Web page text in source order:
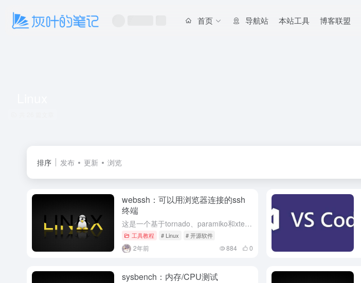
首页 导航站 本站工具 博客联盟
排序 发布 更新 浏览
webssh：可以用浏览器连接的ssh
终端
这是一个基于tornado、paramiko和xterm.js开发，python语言编写的web应用程序，可以用作ssh客户端连接到Linux服务
工具教程 # Linux # 开源软件
2年前 884 0
sysbench：内存/CPU测试